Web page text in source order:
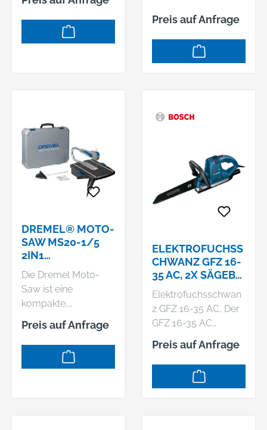
Preis auf Anfrage
DREMEL® MOTO-
SAW MS20-1/5
2IN1
DEKUPIERSÄGE
MIT 1
VORSATZGERÄT, 5
ZUBEHÖRE
Die Dremel Moto-
Saw ist eine
kompakte,
Dekupiersäge für
Präzisionsschnitte in
unterschiedlichsten
Preis auf Anfrage
ELEKTROFUCHSS
CHWANZ GFZ 16-
35 AC, 2X SÄGEBL.
F. PORENBET., 2X
F. HOLZ +
KUNSTST.
Elektrofuchsschwan
z GFZ 16-35 AC, Der
GFZ 16-35 AC
Elektrofuchsschwan
z ist die
Allroundlösung für
Preis auf Anfrage